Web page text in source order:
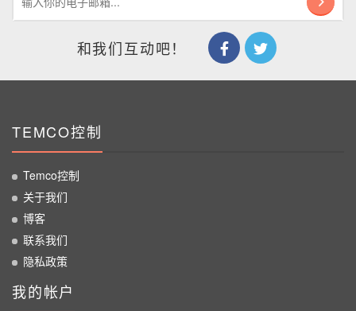
和我们互动吧！
TEMCO控制
Temco控制
关于我们
博客
联系我们
隐私政策
我的帐户